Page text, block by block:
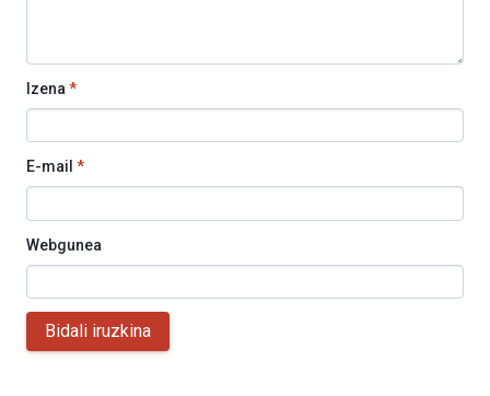
Izena *
E-mail *
Webgunea
Bidali iruzkina